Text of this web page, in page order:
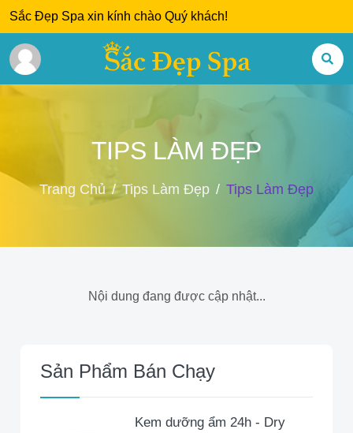
Sắc Đẹp Spa xin kính chào Quý khách!
TIPS LÀM ĐẸP
Trang Chủ Tips Làm Đẹp Tips Làm Đẹp
Nội dung đang được cập nhật...
Sản Phẩm Bán Chạy
Kem dưỡng ẩm 24h - Dry